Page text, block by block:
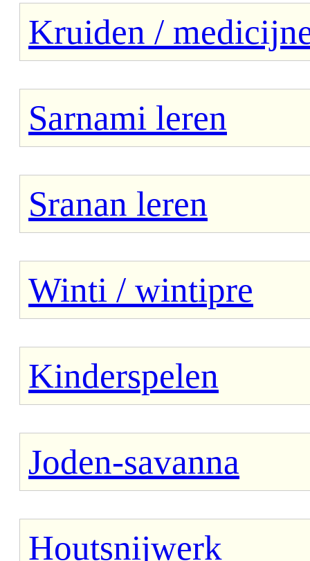
Kruiden /
Sarnami leren
Sranan leren
Winti / wintipre
Kinderspelen
Joden-savanna
Houtsnijwerk